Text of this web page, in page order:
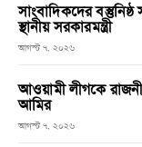
সাংবাদিকদের
স্থানীয় সরকারমন্ত্রী
আগস্ট ৭, ২০২৬
আওয়ামী লীগকে
আমির
আগস্ট ৭, ২০২৬